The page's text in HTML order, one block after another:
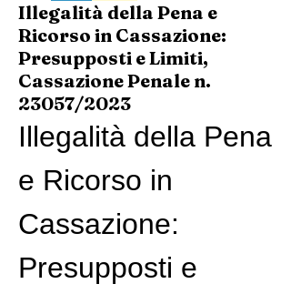
Illegalità della Pena e
Ricorso in Cassazione:
Presupposti e Limiti,
Cassazione Penale n.
23057/2023
Illegalità della Pena
e Ricorso in
Cassazione:
Presupposti e